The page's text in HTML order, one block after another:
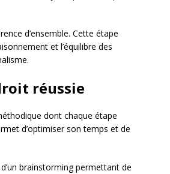
d’ensemble. Cette étape
et l’équilibre des
réussie
dont chaque étape
d’optimiser son temps et de
brainstorming permettant de